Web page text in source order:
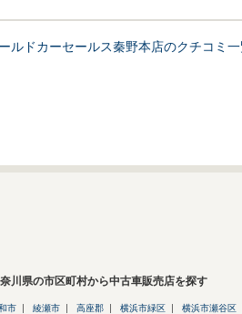
ルドカーセールス秦野本店のクチコミ
川県の市区町村から中古車販売店を探す
市 綾瀬市 高座郡 横浜市緑区 横浜市瀬谷区